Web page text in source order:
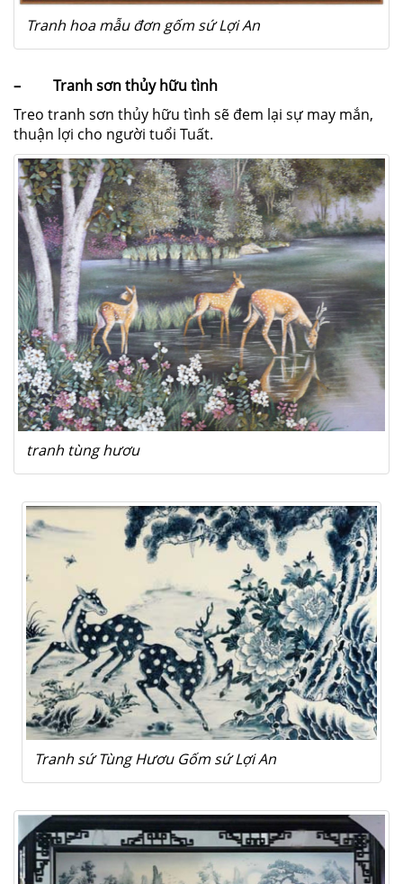
Tranh hoa mẫu đơn gốm sứ Lợi An
– Tranh sơn thủy hữu tình
Treo tranh sơn thủy hữu tình sẽ đem lại sự may mắn,
thuận lợi cho người tuổi Tuất.
tranh tùng hươu
Tranh sứ Tùng Hươu Gốm sứ Lợi An